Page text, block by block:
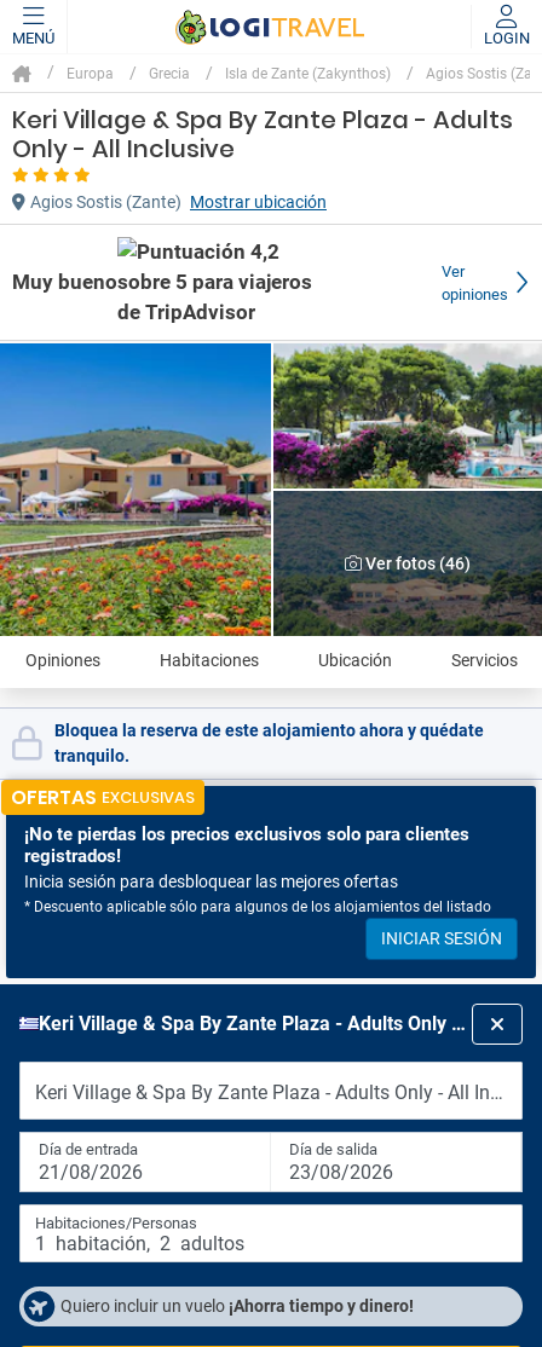
MENÚ LOGIN
Europa Grecia Isla de Zante (Zakynthos) Agios Sostis
Keri Village & Spa By Zante Plaza - Adults
Only - All Inclusive
Agios Sostis (Zante) Mostrar ubicación
Muy bueno
Ver
opiniones
Ver fotos (46)
Opiniones Habitaciones Ubicación Servicios
Bloquea la reserva de este alojamiento ahora y quédate
tranquilo.
OFERTAS EXCLUSIVAS
¡No te pierdas los precios exclusivos solo para clientes
registrados!
Inicia sesión para desbloquear las mejores ofertas
* Descuento aplicable sólo para algunos de los alojamientos del listado
INICIAR SESIÓN
Keri Village & Spa By Zante Plaza - Adults Only - All Inclusive
Keri Village & Spa By Zante Plaza - Adults Only - All
Día de entrada
21/08/2026
Día de salida
23/08/2026
Habitaciones/Personas
1 habitación, 2 adultos
Quiero incluir un vuelo ¡Ahorra tiempo y dinero!